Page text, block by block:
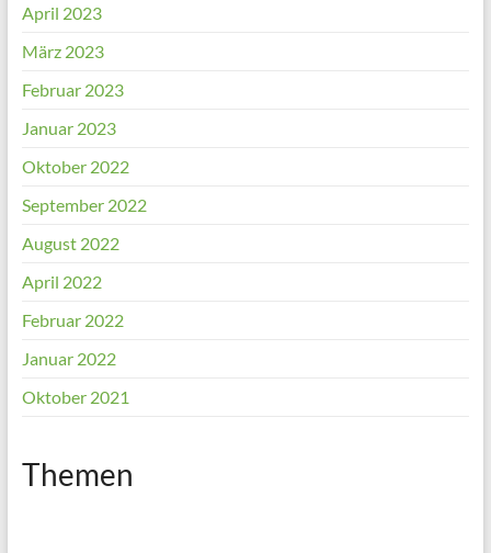
April 2023
März 2023
Februar 2023
Januar 2023
Oktober 2022
September 2022
August 2022
April 2022
Februar 2022
Januar 2022
Oktober 2021
Themen